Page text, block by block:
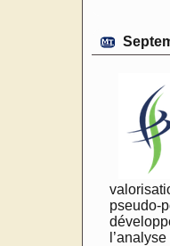
pseudo-